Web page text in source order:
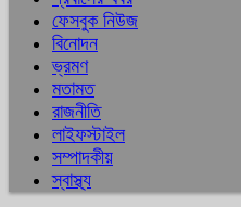
ফেসবুক নিউজ
বিনোদন
ভ্রমণ
মতামত
রাজনীতি
লাইফস্টাইল
সম্পাদকীয়
স্বাস্থ্য